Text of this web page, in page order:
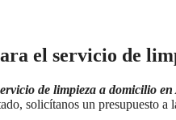
el servicio de
de limpieza a domicilio
solicítanos un presupuesto a